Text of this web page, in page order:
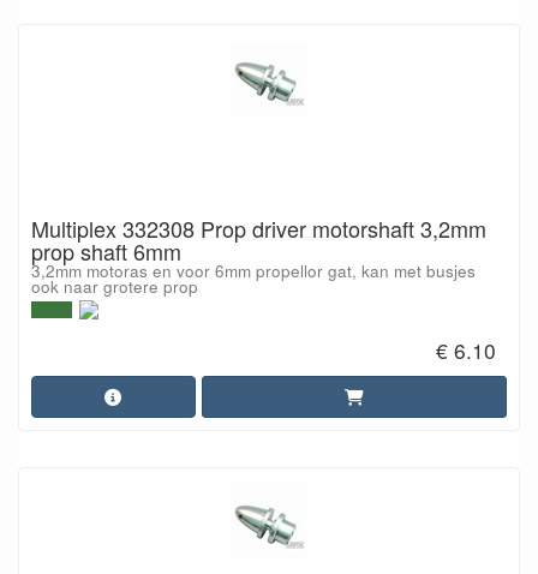
Multiplex 332308 Prop driver motorshaft 3,2mm
prop shaft 6mm
3,2mm motoras en voor 6mm propellor gat, kan met busjes
ook naar grotere prop
€ 6.10